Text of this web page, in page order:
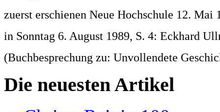
zuerst erschienen Neue Hochschule 12. Mai
in Sonntag 6. August 1989, S. 4: Eckhard
(Buchbesprechung zu: Unvollendete
Die neuesten Artikel